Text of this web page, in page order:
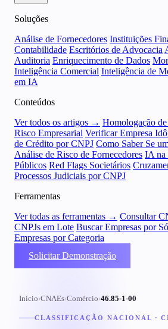
Soluções
Análise de Fornecedores Instituições
Contabilidade Escritórios de Advocacia
Auditoria Enriquecimento de Dados
Inteligência Comercial Inteligência de
em IA
Conteúdos
Ver todos os artigos → Homologação
Risco Empresarial Verificar Empresa
de Crédito por CNPJ Como Saber Se
Análise de Risco de Fornecedores IA na
Públicos Red Flags Societários
Processos Judiciais por CNPJ
Ferramentas
Ver todas as ferramentas → Consultar
CNPJs em Lote Buscar Empresas por
Empresas por Categoria
Solicitar Demonstração
Início›CNAEs›Comércio›46.85-1-00
CLASSIFICAÇÃO NACIONAL ·